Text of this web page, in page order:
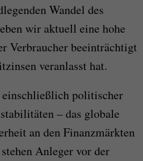
Wandel des
wir aktuell eine hohe
Verbraucher beeinträchtigt
veranlasst hat.
einschließlich politischer
– das globale
an den Finanzmärkten
Anleger vor der